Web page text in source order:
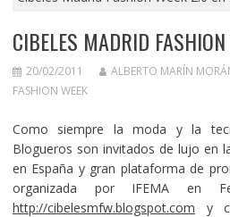
CIBELES MADRID
20/02/2011 ALBERTO MARÍN
FASHION WEEK
Como siempre la moda y la
Blogueros son invitados de lujo en
en España y gran plataforma de
organizada por IFEMA en
http://cibelesmfw.blogspot.com y